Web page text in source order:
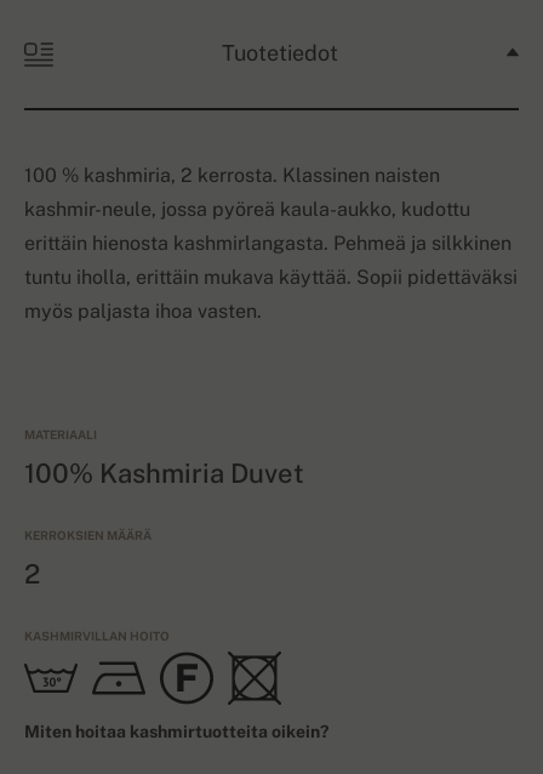
Tuotetiedot
100 % kashmiria, 2 kerrosta. Klassinen naisten
kashmir-neule, jossa pyöreä kaula-aukko, kudottu
erittäin hienosta kashmirlangasta. Pehmeä ja silkkinen
tuntu iholla, erittäin mukava käyttää. Sopii pidettäväksi
myös paljasta ihoa vasten.
MATERIAALI
100% Kashmiria Duvet
KERROKSIEN MÄÄRÄ
2
KASHMIRVILLAN HOITO
Miten hoitaa kashmirtuotteita oikein?